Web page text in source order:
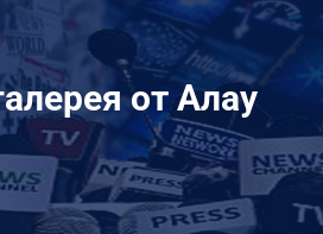
от Алау